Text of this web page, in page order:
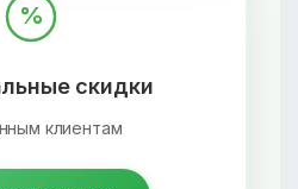
%
скидки
клиентам